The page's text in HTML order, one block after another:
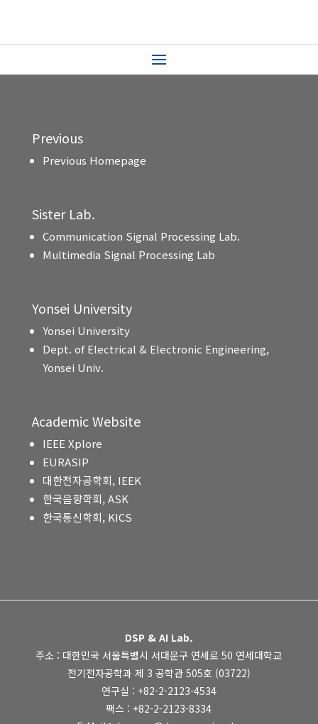
Previous
Previous Homepage
Sister Lab.
Communication Signal Processing Lab.
Multimedia Signal Processing Lab
Yonsei University
Yonsei University
Dept. of Electrical & Electronic Engineering,
Yonsei Univ.
Academic Website
IEEE Xplore
EURASIP
대한전자공학회, IEEK
한국음향학회, ASK
한국통신학회, KICS
DSP & AI Lab.
주소 : 대한민국 서울특별시 서대문구 연세로 50 연세대학교
전기전자공학과 제 3 공학관 505호 (03722)
연구실 : +82-2-2123-4534
팩스 : +82-2-2123-8334